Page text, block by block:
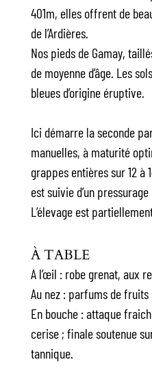
401m, elles offrent de
de l’Ardières.
Nos pieds de Gamay,
de moyenne d’âge. Les
bleues d’origine éruptive.
Ici démarre la seconde
manuelles, à maturité
grappes entières sur 12 à
est suivie d’un
L’élevage est
À TABLE
A l’œil : robe grenat, aux
Au nez : parfums de
En bouche : attaque
cerise ; finale soutenue
tannique.